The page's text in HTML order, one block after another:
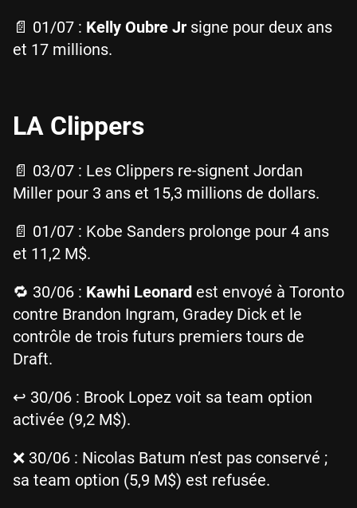
📄 01/07 : Kelly Oubre Jr signe pour deux ans
et 17 millions.
LA Clippers
📄 03/07 : Les Clippers re-signent Jordan
Miller pour 3 ans et 15,3 millions de dollars.
📄 01/07 : Kobe Sanders prolonge pour 4 ans
et 11,2 M$.
🔁 30/06 : Kawhi Leonard est envoyé à Toronto
contre Brandon Ingram, Gradey Dick et le
contrôle de trois futurs premiers tours de
Draft.
↩️ 30/06 : Brook Lopez voit sa team option
activée (9,2 M$).
❌ 30/06 : Nicolas Batum n’est pas conservé ;
sa team option (5,9 M$) est refusée.